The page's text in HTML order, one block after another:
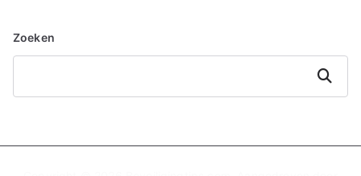
Zoeken
Zoeken